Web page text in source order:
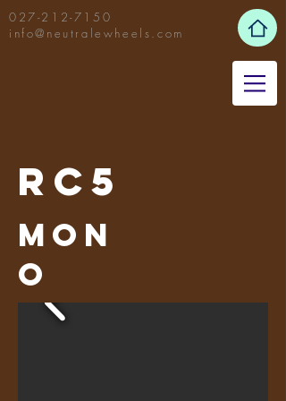
027-212-7150
info@neutralewheels.com
RC5
mon
o